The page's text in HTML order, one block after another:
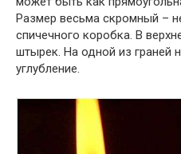
Размер весьма скромный –
спичечного коробка. В
штырек. На одной из граней
углубление.